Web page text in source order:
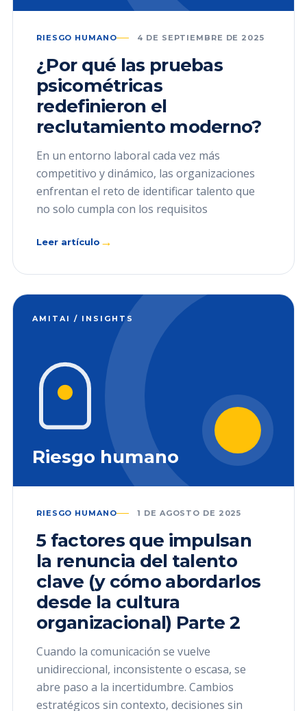
RIESGO HUMANO 4 DE SEPTIEMBRE DE 2025
¿Por qué las pruebas
psicométricas
redefinieron el
reclutamiento moderno?
En un entorno laboral cada vez más
competitivo y dinámico, las organizaciones
enfrentan el reto de identificar talento que
no solo cumpla con los requisitos
Leer artículo →
AMITAI / INSIGHTS
Riesgo humano
RIESGO HUMANO 1 DE AGOSTO DE 2025
5 factores que impulsan
la renuncia del talento
clave (y cómo abordarlos
desde la cultura
organizacional) Parte 2
Cuando la comunicación se vuelve
unidireccional, inconsistente o escasa, se
abre paso a la incertidumbre. Cambios
estratégicos sin contexto, decisiones sin